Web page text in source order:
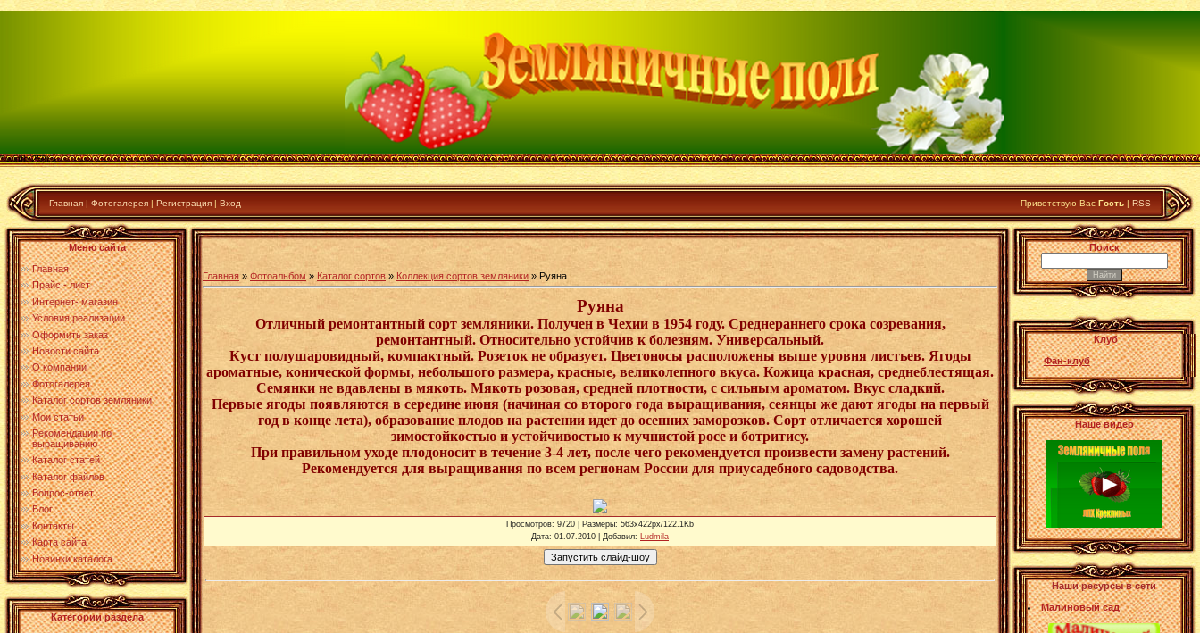
" width:25%>
Главная | Фотогалерея | Регистрация | Вход Приветствую Вас Гость | RSS
Меню сайта
Главная
Прайс - лист
Интернет- магазин
Условия реализации
Оформить заказ
Новости сайта
О компании
Фотогалерея
Каталог сортов земляники
Мои статьи
Рекомендации по
выращиванию
Каталог статей
Каталог файлов
Вопрос-ответ
Блог
Контакты
Карта сайта
Новинки каталога
Категории раздела
Главная » Фотоальбом » Каталог сортов » Коллекция сортов земляники » Руяна
Руяна
Отличный ремонтантный сорт земляники. Получен в Чехии в 1954 году. Среднераннего срока созревания,
ремонтантный. Относительно устойчив к болезням. Универсальный.
Куст полушаровидный, компактный. Розеток не образует. Цветоносы расположены выше уровня листьев. Ягоды
ароматные, конической формы, небольшого размера, красные, великолепного вкуса. Кожица красная, среднеблестящая.
Семянки не вдавлены в мякоть. Мякоть розовая, средней плотности, с сильным ароматом. Вкус сладкий.
Первые ягоды появляются в середине июня (начиная со второго года выращивания, сеянцы же дают ягоды на первый
год в конце лета), образование плодов на растении идет до осенних заморозков. Сорт отличается хорошей
зимостойкостью и устойчивостью к мучнистой росе и ботритису.
При правильном уходе плодоносит в течение 3-4 лет, после чего рекомендуется произвести замену растений.
Рекомендуется для выращивания по всем регионам России для приусадебного садоводства.
Просмотров: 9720 | Размеры: 563x422px/122.1Kb
Дата: 01.07.2010 | Добавил: Ludmila
Поиск
Клуб
Фан-клуб
Наше видео
Наши ресурсы в сети
Малиновый сад